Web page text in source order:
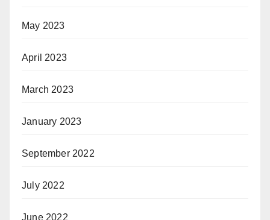
May 2023
April 2023
March 2023
January 2023
September 2022
July 2022
June 2022